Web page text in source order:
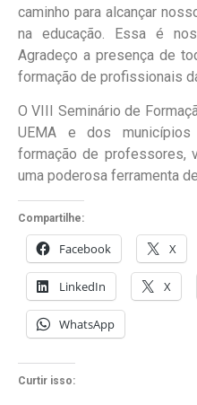
caminho para alcançar
na educação. Essa é
Agradeço a presença de
formação de profissionais
O VIII Seminário de
UEMA e dos
formação de professores,
uma poderosa ferramenta
Compartilhe:
Facebook X
LinkedIn X
WhatsApp
Curtir isso: